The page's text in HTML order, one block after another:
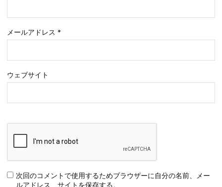
メールアドレス *
ウェブサイト
次回のコメントで使用するためブラウザーに自分の名前、メー
ルアドレス、サイトを保存する。